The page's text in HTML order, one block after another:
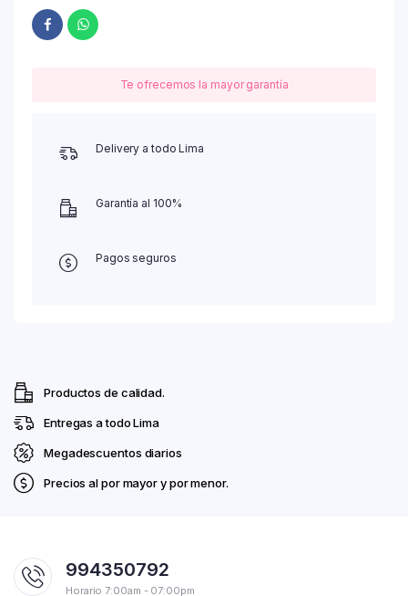
Te ofrecemos la mayor garantía
Delivery a todo Lima
Garantía al 100%
Pagos seguros
Productos de calidad.
Entregas a todo Lima
Megadescuentos diarios
Precios al por mayor y por menor.
994350792
Horario 7:00am - 07:00pm